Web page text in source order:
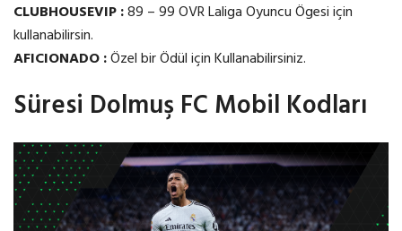
CLUBHOUSEVIP :89 – 99 OVR Laliga Oyuncu Ögesi için
kullanabilirsin.
AFICIONADO :Özel bir Ödül için Kullanabilirsiniz.
Süresi Dolmuş FC Mobil Kodları